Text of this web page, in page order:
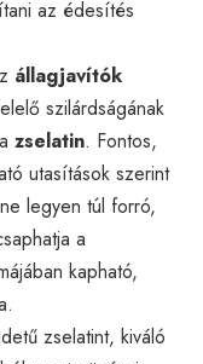
az édesítés
állagjavítók
szilárdságának
zselatin. Fontos,
utasítások szerint
legyen túl forró,
a
kapható,
zselatint, kiváló